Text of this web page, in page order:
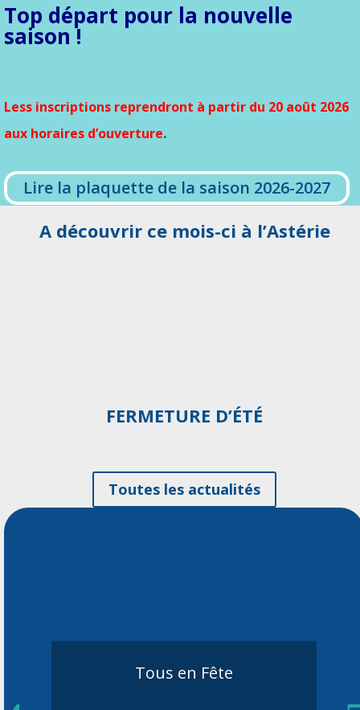
Top départ pour la nouvelle
saison !
Less inscriptions reprendront à partir du 20 août 2026
aux horaires d’ouverture.
Lire la plaquette de la saison 2026-2027
A découvrir ce mois-ci à l’Astérie
FERMETURE D’ÉTÉ
Toutes les actualités
Tous en Fête